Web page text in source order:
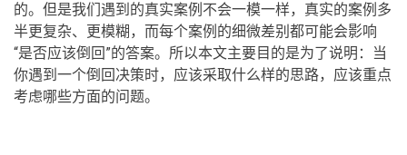
的。但是我们遇到的真实案例不会一模一样，真实的案例多
半更复杂、更模糊，而每个案例的细微差别都可能会影响
“是否应该倒回”的答案。所以本文主要目的是为了说明：当
你遇到一个倒回决策时，应该采取什么样的思路，应该重点
考虑哪些方面的问题。